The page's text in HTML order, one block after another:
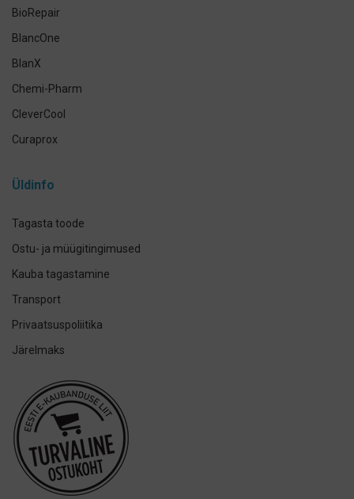
BioRepair
BlancOne
BlanX
Chemi-Pharm
CleverCool
Curaprox
Elmex
Miradent
Mizuha
OraCoat
Oral-B
Üldinfo
Tagasta toode
Ostu- ja müügitingimused
Kauba tagastamine
Transport
Privaatsuspoliitika
Järelmaks